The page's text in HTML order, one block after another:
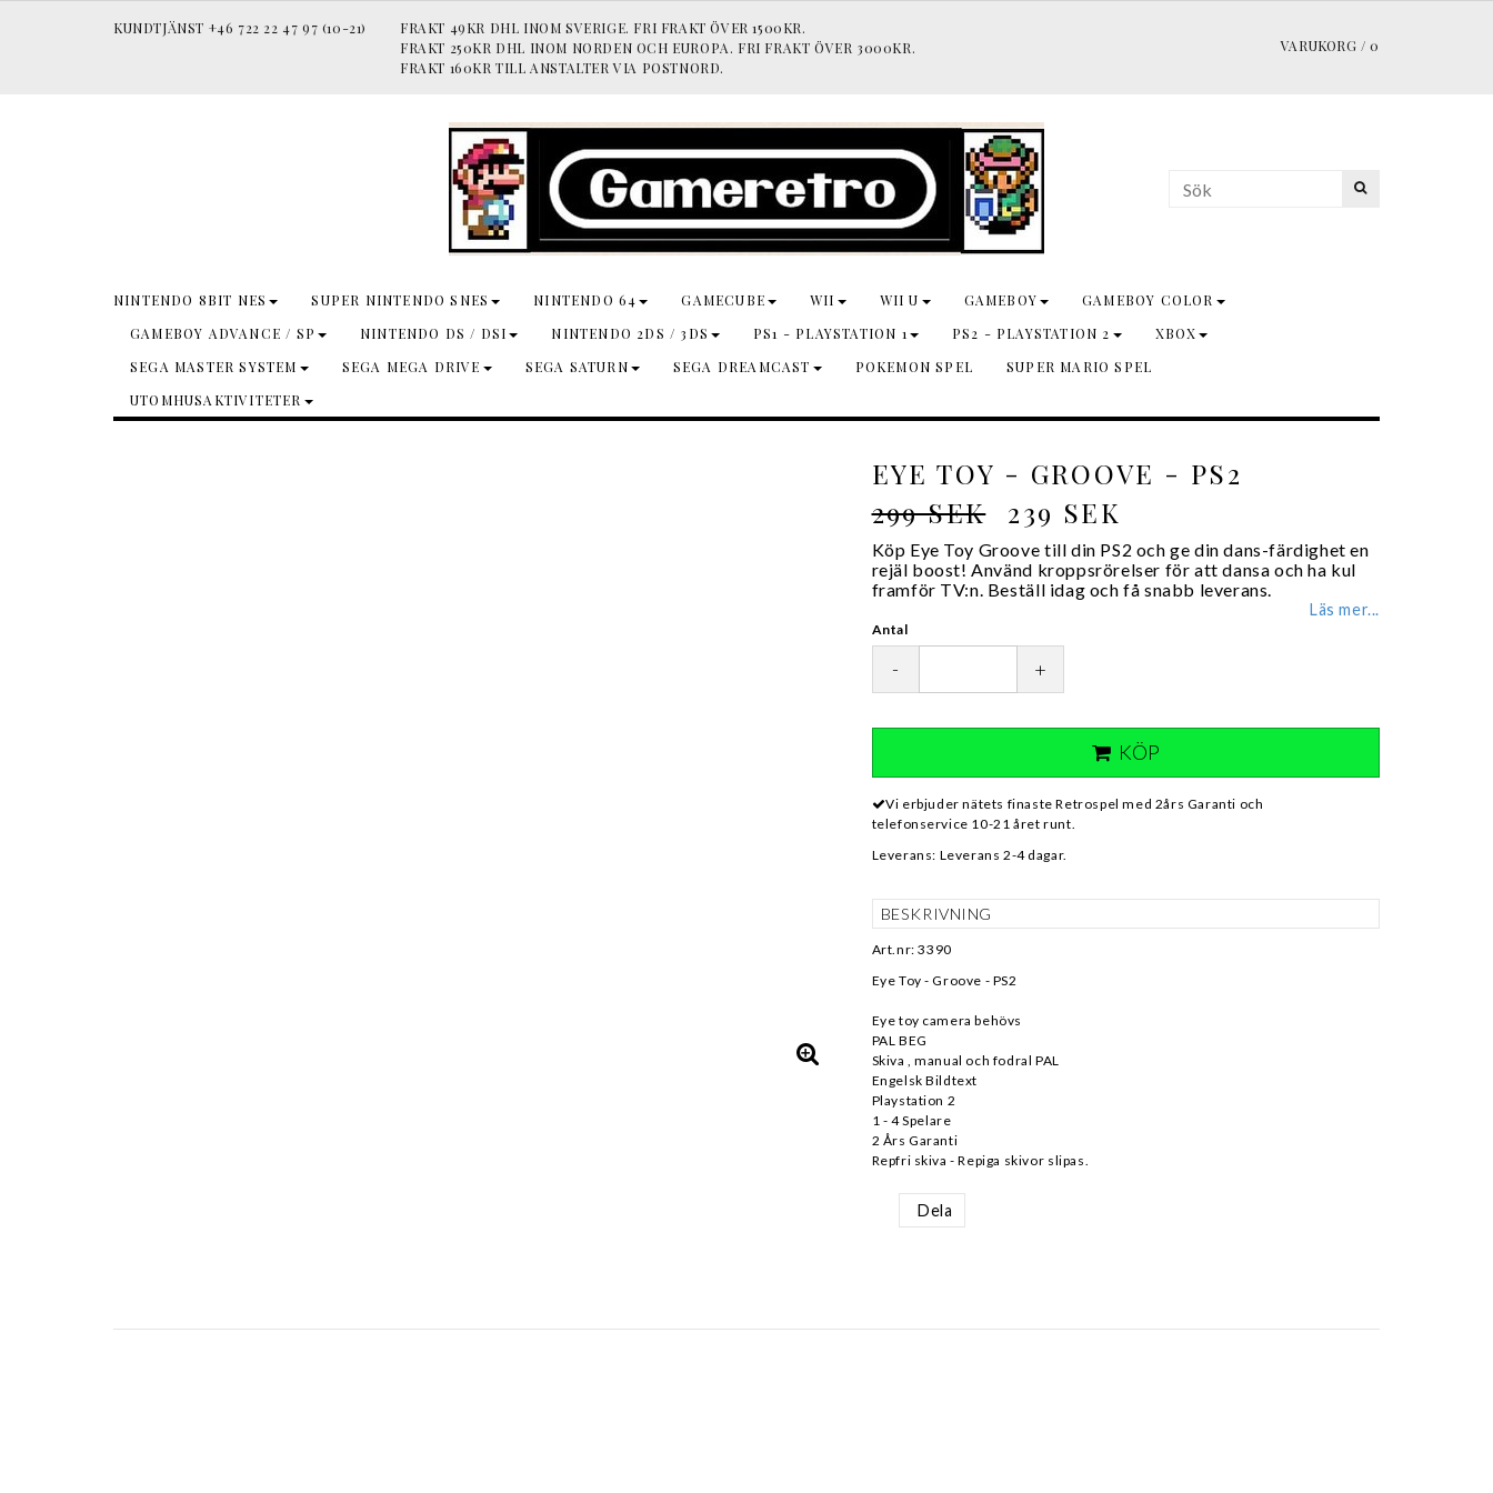
KUNDTJÄNST +46 722 22 47 97 (10-21)
FRAKT 49KR DHL INOM SVERIGE. FRI FRAKT ÖVER 1500KR.
FRAKT 250KR DHL INOM NORDEN OCH EUROPA. FRI FRAKT ÖVER 3000KR.
FRAKT 160KR TILL ANSTALTER VIA POSTNORD.
VARUKORG / 0
NINTENDO 8BIT NES SUPER NINTENDO SNES NINTENDO 64 GAMECUBE WII WII U GAMEBOY
GAMEBOY COLOR
GAMEBOY ADVANCE / SP
NINTENDO DS / DSI NINTENDO 2DS / 3DS PS1 - PLAYSTATION 1 PS2 - PLAYSTATION 2
XBOX
SEGA MASTER SYSTEM
SEGA MEGA DRIVE SEGA SATURN SEGA DREAMCAST POKEMON SPEL
SUPER MARIO SPEL
UTOMHUSAKTIVITETER
EYE TOY - GROOVE - PS2
299 SEK
239 SEK
Köp Eye Toy Groove till din PS2 och ge din dans-färdighet en
rejäl boost! Använd kroppsrörelser för att dansa och ha kul
framför TV:n. Beställ idag och få snabb leverans.
Läs mer...
Antal
- +
KÖP
Vi erbjuder nätets finaste Retrospel med 2års Garanti och
telefonservice 10-21 året runt.
Leverans: Leverans 2-4 dagar.
BESKRIVNING
Art.nr: 3390
Eye Toy - Groove - PS2
Eye toy camera behövs
PAL BEG
Skiva , manual och fodral PAL
Engelsk Bildtext
Playstation 2
1 - 4 Spelare
2 Års Garanti
Repfri skiva - Repiga skivor slipas.
Dela